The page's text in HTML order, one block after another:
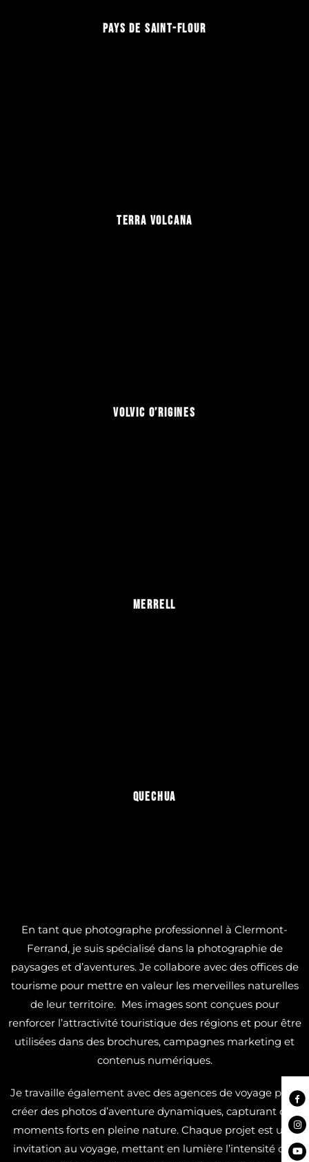
PAYS DE SAINT-FLOUR
TERRA VOLCANA
VOLVIC O’RIGINES
MERRELL
QUECHUA
En tant que photographe professionnel à Clermont-
Ferrand, je suis spécialisé dans la photographie de
paysages et d’aventures. Je collabore avec des offices de
tourisme pour mettre en valeur les merveilles naturelles
de leur territoire. Mes images sont conçues pour
renforcer l’attractivité touristique des régions et pour être
utilisées dans des brochures, campagnes marketing et
contenus numériques.
Je travaille également avec des agences de voyage pour
créer des photos d’aventure dynamiques, capturant des
moments forts en pleine nature. Chaque projet est une
invitation au voyage, mettant en lumière l’intensité des